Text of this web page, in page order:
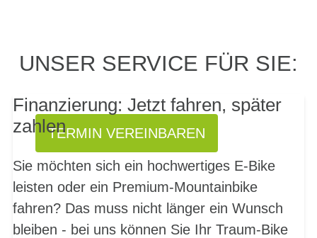
PROBEFAHRT? JA,
TERMIN VEREINBAREN
UNSER SERVICE FÜR SIE:
Finanzierung: Jetzt fahren, später
zahlen
Sie möchten sich ein hochwertiges E-Bike
leisten oder ein Premium-Mountainbike
fahren? Das muss nicht länger ein Wunsch
bleiben - bei uns können Sie Ihr Traum-Bike